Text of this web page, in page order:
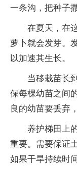
一条沟，把种子
在夏天，在
萝卜就会发芽。
以加速其生长。
当移栽苗长
保每棵幼苗之间
良的幼苗要丢弃
养护梯田上
重要。需要保证
如果干旱持续时